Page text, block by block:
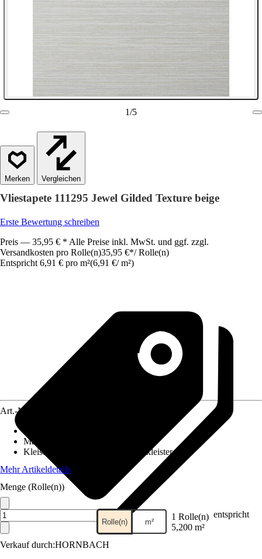
1/5
Vergleichen
Vliestapete 111295 Jewel Gilded Texture beige
Erste Bewertung schreiben
Preis — 35,95 € * Alle Preise inkl. MwSt. und ggf. zzgl.
Versandkosten pro Rolle(n)35,95 €*/ Rolle(n)
Entspricht 6,91 € pro m²(6,91 €/ m²)
Verkauf durch:HORNBACH
Art.-Nr.
Maße (BxH)
Kleisterempfehlung
Vliestapetenkleister
Mehr Artikeldetails
Menge (Rolle(n))
Rolle(n) m² 1 Rolle(n) entspricht
5,200 m²